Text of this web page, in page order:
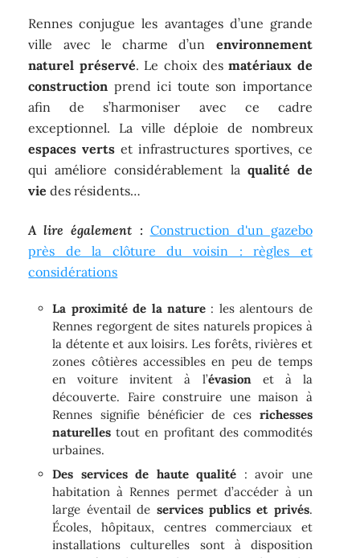
Rennes conjugue les avantages d’une grande
ville avec le charme d’un environnement
naturel préservé. Le choix desmatériaux de
construction prend ici toute son importance
afin de s’harmoniser avec ce cadre
exceptionnel. La ville déploie de nombreux
espaces verts et infrastructures sportives, ce
qui améliore considérablement la qualité de
vie des résidents…
A lire également : Construction d'un gazebo
près de la clôture du voisin : règles et
considérations
La proximité de la nature : les alentours de
Rennes regorgent de sites naturels propices à
la détente et aux loisirs. Les forêts, rivières et
zones côtières accessibles en peu de temps
en voiture invitent à l’évasionet à la
découverte. Faire construire une maison à
Rennes signifie bénéficier de ces richesses
naturelles tout en profitant des commodités
urbaines.
Des services de haute qualité : avoir une
habitation à Rennes permet d’accéder à un
large éventail de services publics et privés.
Écoles, hôpitaux, centres commerciaux et
installations culturelles sont à disposition